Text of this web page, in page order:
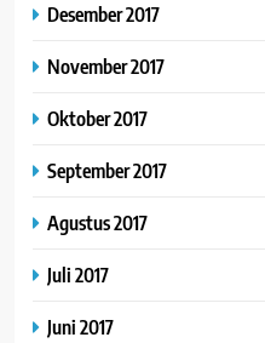
Desember 2017
November 2017
Oktober 2017
September 2017
Agustus 2017
Juli 2017
Juni 2017